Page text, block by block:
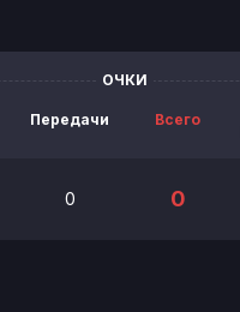
ОЧКИ
Передачи Всего
0 0